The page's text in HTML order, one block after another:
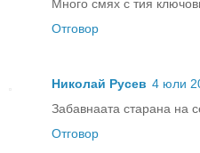
Много смях с тия
Отговор
Николай Русев 4 юли
Забавнаата старана на
Отговор